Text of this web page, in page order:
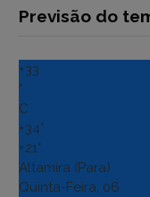
Previsão do
+33
°
C
+34°
+21°
Altamira (Para)
Quinta-Feira, 06